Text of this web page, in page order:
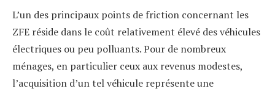
L’un des principaux points de friction concernant les
ZFE réside dans le coût relativement élevé des véhicules
électriques ou peu polluants. Pour de nombreux
ménages, en particulier ceux aux revenus modestes,
l’acquisition d’un tel véhicule représente une